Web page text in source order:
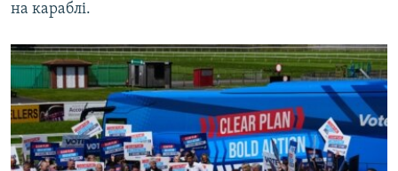
на караблі.